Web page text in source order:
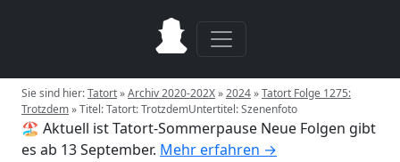
Sie sind hier:Tatort»Archiv 2020-202X»2024»Tatort Folge 1275:
Trotzdem»Titel: Tatort: TrotzdemUntertitel: Szenenfoto
🏖️ Aktuell ist Tatort-Sommerpause Neue Folgen gibt
es ab 13 September. Mehr erfahren →